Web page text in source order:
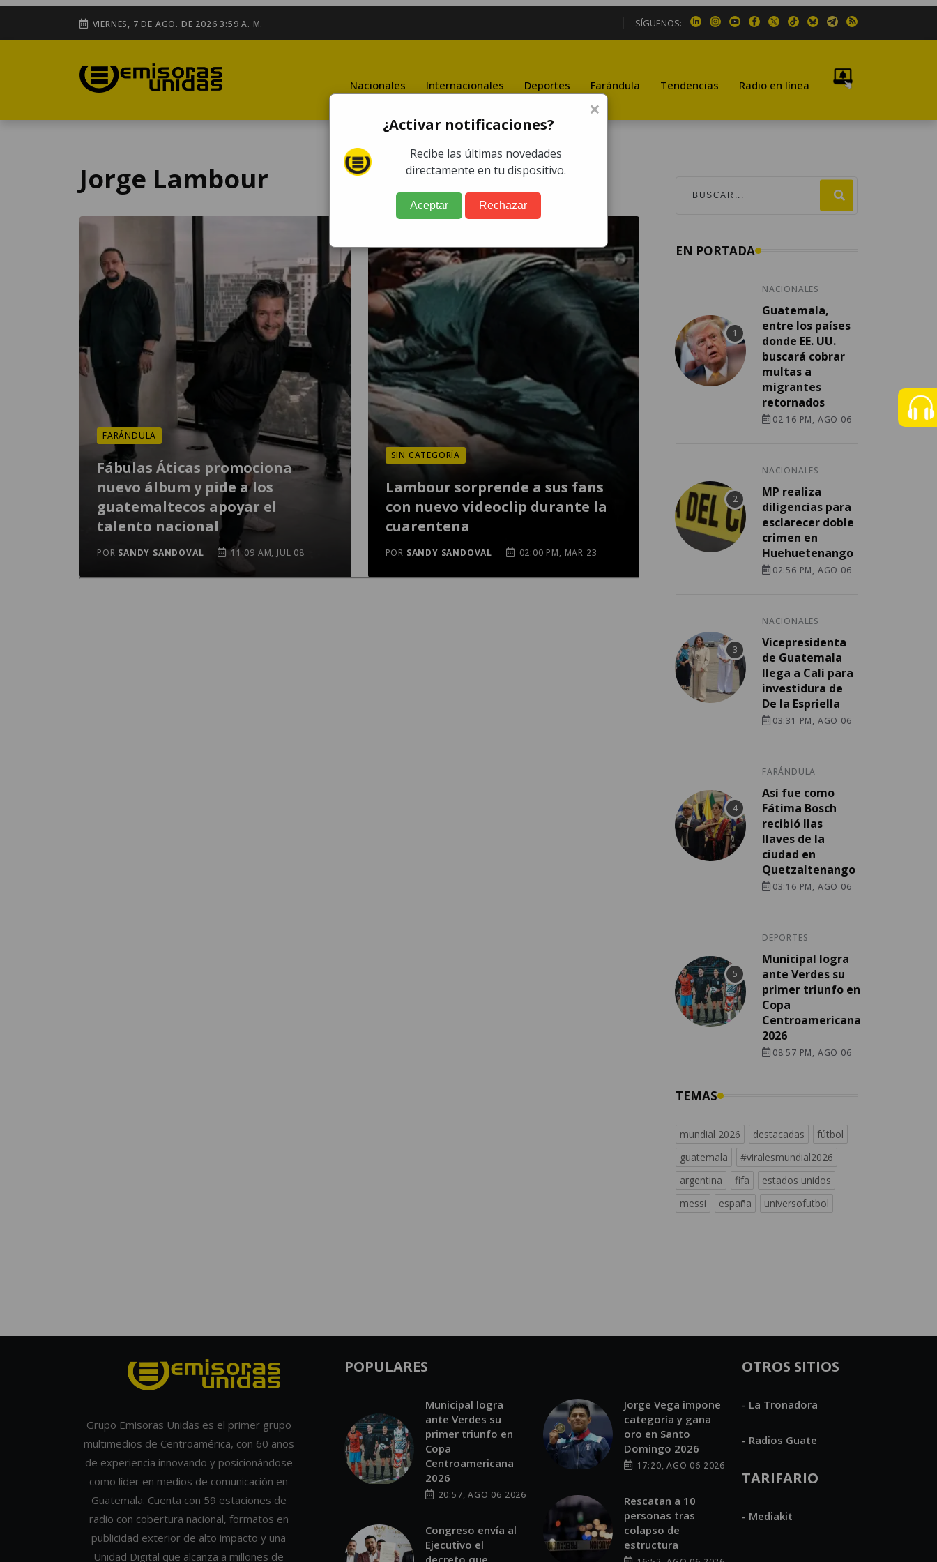
VIERNES, 7 DE AGO. DE 2026 3:59 A. M. SÍGUENOS:
Nacionales Internacionales Deportes Farándula Tendencias Radio en línea
Jorge Lambour
FARÁNDULA
Fábulas Áticas promociona
nuevo álbum y pide a los
guatemaltecos apoyar el
talento nacional
POR SANDY SANDOVAL 11:09 AM, JUL 08
SIN CATEGORÍA
Lambour sorprende a sus fans
con nuevo videoclip durante la
cuarentena
POR SANDY SANDOVAL 02:00 PM, MAR 23
EN PORTADA
NACIONALES
Guatemala,
entre los países
donde EE. UU.
buscará cobrar
multas a
migrantes
retornados
02:16 PM, AGO 06
NACIONALES
MP realiza
diligencias para
esclarecer doble
crimen en
Huehuetenango
02:56 PM, AGO 06
NACIONALES
Vicepresidenta
de Guatemala
llega a Cali para
investidura de
De la Espriella
03:31 PM, AGO 06
FARÁNDULA
Así fue como
Fátima Bosch
recibió llas
llaves de la
ciudad en
Quetzaltenango
03:16 PM, AGO 06
DEPORTES
Municipal logra
ante Verdes su
primer triunfo en
Copa
Centroamericana
2026
08:57 PM, AGO 06
TEMAS
mundial 2026 destacadas
fútbol
guatemala
#viralesmundial2026
argentina
fifa
estados unidos
messi
españa universofutbol
Grupo Emisoras Unidas es el primer grupo
multimedios de Centroamérica, con 60 años
de experiencia innovando y posicionándose
como líder en medios de comunicación en
Guatemala. Cuenta con 59 estaciones de
radio con cobertura nacional, formatos en
publicidad exterior de alto impacto y una
Unidad Digital que alcanza a millones de
POPULARES
Municipal logra
ante Verdes su
primer triunfo en
Copa
Centroamericana
2026
20:57, AGO 06 2026
Congreso envía al
Ejecutivo el
decreto que
Jorge Vega impone
categoría y gana
oro en Santo
Domingo 2026
17:20, AGO 06 2026
Rescatan a 10
personas tras
colapso de
estructura
OTROS SITIOS
- La Tronadora
- Radios Guate
TARIFARIO
- Mediakit
×
¿Activar notificaciones?
Recibe las últimas novedades
directamente en tu dispositivo.
Aceptar Rechazar